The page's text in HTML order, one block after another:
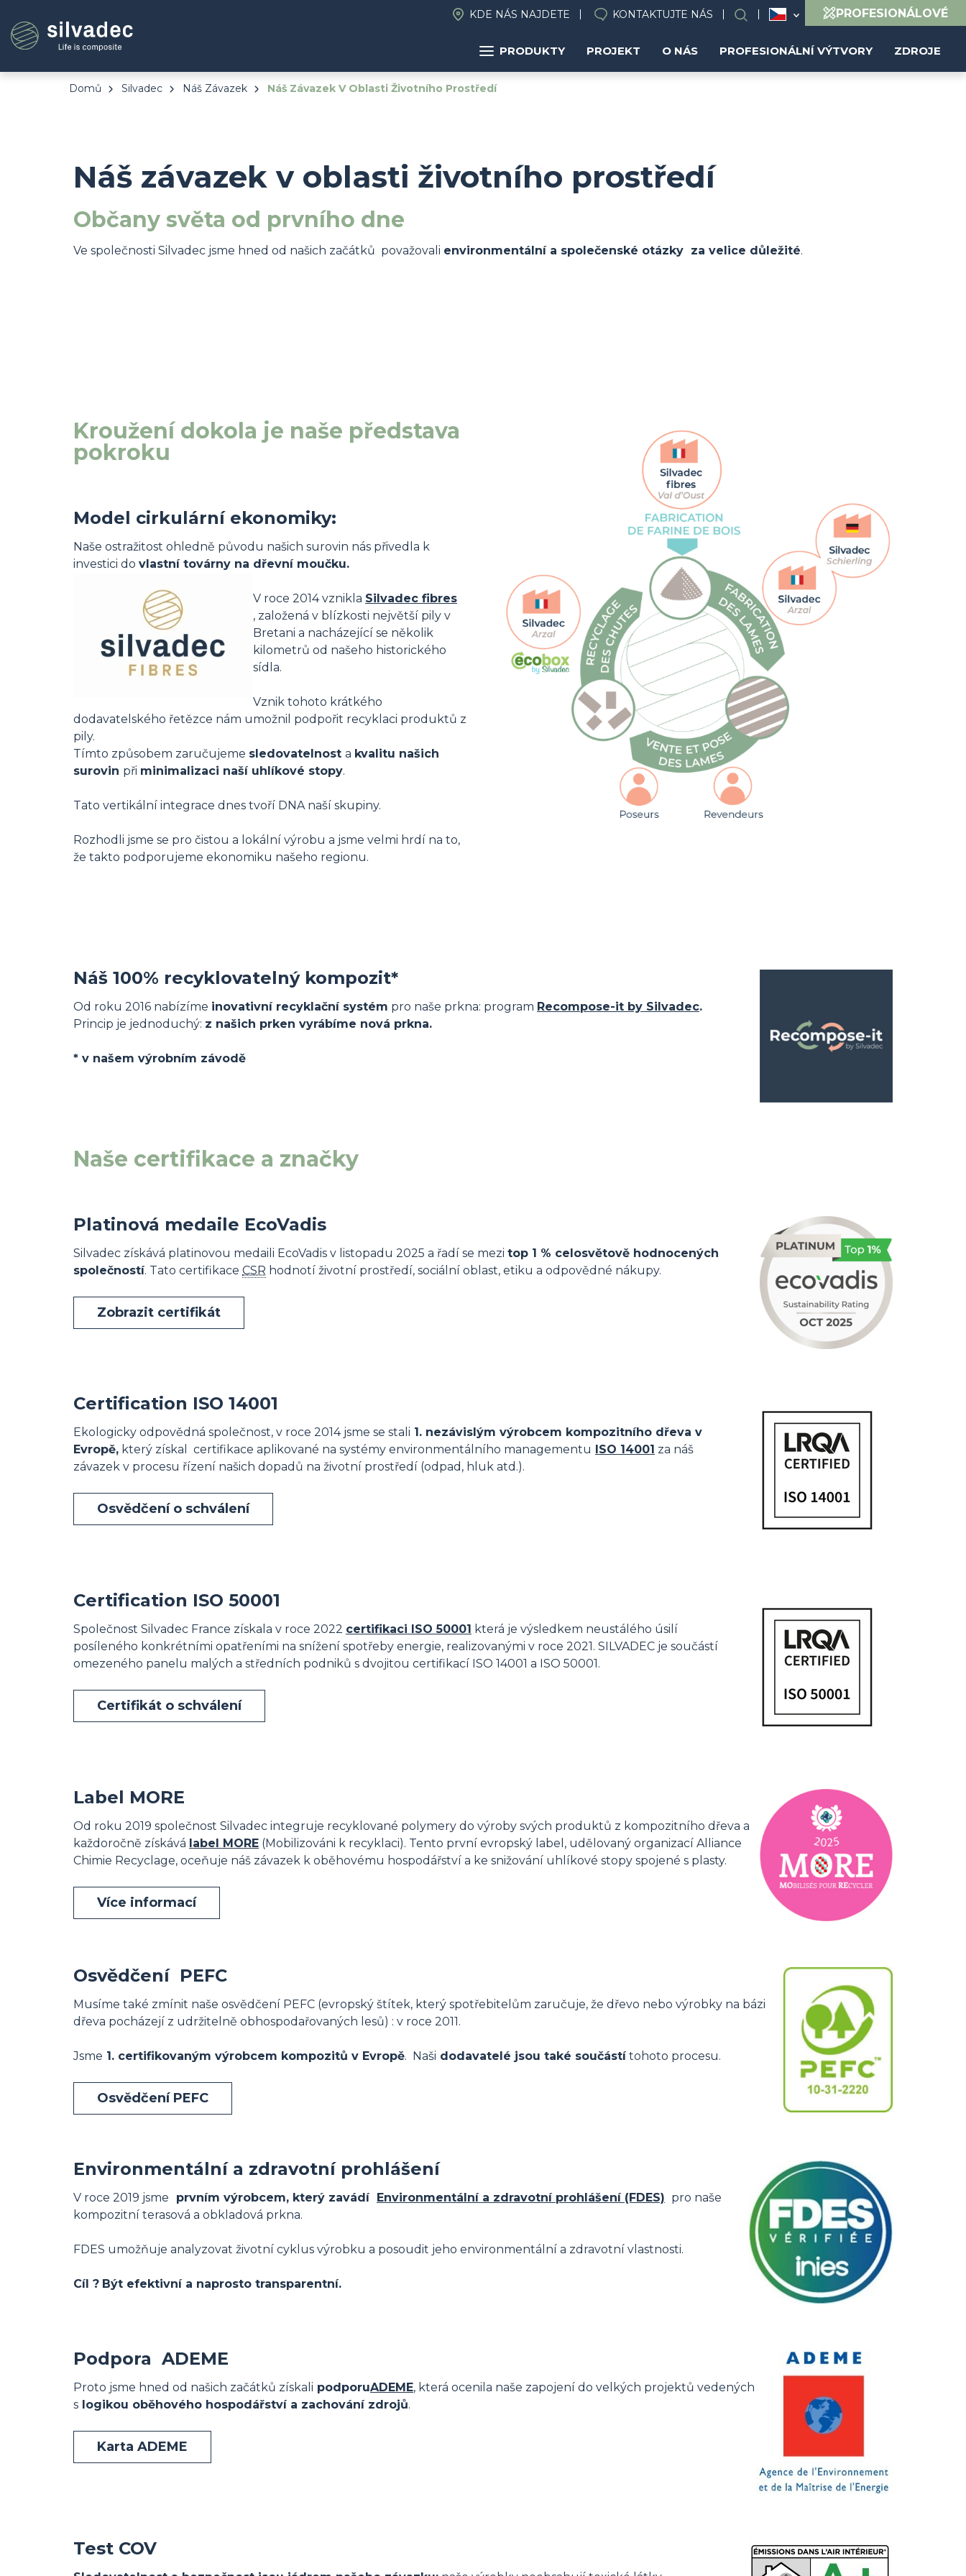
hlavnímu
obsahu
KDE NÁS NAJDETE KONTAKTUJTE NÁS Search PROFESIONÁLOVÉ
PRODUKTY PROJEKT O NÁS PROFESIONÁLNÍ VÝTVORY ZDROJE
Domů Silvadec Náš Závazek Náš Závazek V Oblasti Životního Prostředí
Náš závazek v oblasti životního prostředí
Občany světa od prvního dne
Ve společnosti Silvadec jsme hned od našich začátků považovali environmentální a společenské otázky za velice důležité.
Kroužení dokola je naše představa
pokroku
Model cirkulární ekonomiky:
Naše ostražitost ohledně původu našich surovin nás přivedla k
investici do vlastní továrny na dřevní moučku.
V roce 2014 vznikla Silvadec fibres
, založená v blízkosti největší pily v
Bretani a nacházející se několik
kilometrů od našeho historického
sídla.
Vznik tohoto krátkého
dodavatelského řetězce nám umožnil podpořit recyklaci produktů z
pily.
Tímto způsobem zaručujeme sledovatelnost a kvalitu našich
surovin při minimalizaci naší uhlíkové stopy.
Tato vertikální integrace dnes tvoří DNA naší skupiny.
Rozhodli jsme se pro čistou a lokální výrobu a jsme velmi hrdí na to,
že takto podporujeme ekonomiku našeho regionu.
Náš 100% recyklovatelný kompozit*
Od roku 2016 nabízíme inovativní recyklační systém pro naše prkna: program Recompose-it by Silvadec.
Princip je jednoduchý: z našich prken vyrábíme nová prkna.
* v našem výrobním závodě
Naše certifikace a značky
Platinová medaile EcoVadis
Silvadec získává platinovou medaili EcoVadis v listopadu 2025 a řadí se mezi top 1 % celosvětově hodnocených
společností. Tato certifikace CSR hodnotí životní prostředí, sociální oblast, etiku a odpovědné nákupy.
Zobrazit certifikát
Certification ISO 14001
Ekologicky odpovědná společnost, v roce 2014 jsme se stali 1. nezávislým výrobcem kompozitního dřeva v
Evropě, který získal certifikace aplikované na systémy environmentálního managementu ISO 14001 za náš
závazek v procesu řízení našich dopadů na životní prostředí (odpad, hluk atd.).
Osvědčení o schválení
Certification ISO 50001
Společnost Silvadec France získala v roce 2022 certifikaci ISO 50001 která je výsledkem neustálého úsilí
posíleného konkrétními opatřeními na snížení spotřeby energie, realizovanými v roce 2021. SILVADEC je součástí
omezeného panelu malých a středních podniků s dvojitou certifikací ISO 14001 a ISO 50001.
Certifikát o schválení
Label MORE
Od roku 2019 společnost Silvadec integruje recyklované polymery do výroby svých produktů z kompozitního dřeva a
každoročně získává label MORE (Mobilizováni k recyklaci). Tento první evropský label, udělovaný organizací Alliance
Chimie Recyclage, oceňuje náš závazek k oběhovému hospodářství a ke snižování uhlíkové stopy spojené s plasty.
Více informací
Osvědčení PEFC
Musíme také zmínit naše osvědčení PEFC (evropský štítek, který spotřebitelům zaručuje, že dřevo nebo výrobky na bázi
dřeva pocházejí z udržitelně obhospodařovaných lesů) : v roce 2011.
Jsme 1. certifikovaným výrobcem kompozitů v Evropě. Naši dodavatelé jsou také součástítohoto procesu.
Osvědčení PEFC
Environmentální a zdravotní prohlášení
V roce 2019 jsme prvním výrobcem, který zavádí Environmentální a zdravotní prohlášení (FDES) pro naše
kompozitní terasová a obkladová prkna.
FDES umožňuje analyzovat životní cyklus výrobku a posoudit jeho environmentální a zdravotní vlastnosti.
Cíl ? Být efektivní a naprosto transparentní.
Podpora ADEME
Proto jsme hned od našich začátků získali podporuADEME, která ocenila naše zapojení do velkých projektů vedených
s logikou oběhového hospodářství a zachování zdrojů.
Karta ADEME
Test COV